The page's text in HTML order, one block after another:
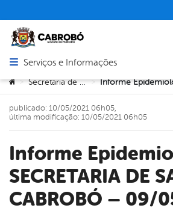
Abrir menu principal de navegação
Serviços e Informações
Você está aqui:
> Secretaria de Saúde >
Informe Epidemiológico –
SECRETARIA DE
CABROBÓ – 09/
publicado: 10/05/2021 06h05,
última modificação: 10/05/2021 06h05